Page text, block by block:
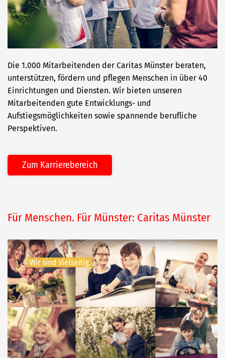
Die 1.000 Mitarbeitenden der Caritas Münster beraten,
unterstützen, fördern und pflegen Menschen in über 40
Einrichtungen und Diensten. Wir bieten unseren
Mitarbeitenden gute Entwicklungs- und
Aufstiegsmöglichkeiten sowie spannende berufliche
Perspektiven.
Zum Karrierebereich
Für Menschen. Für Münster: Caritas Münster